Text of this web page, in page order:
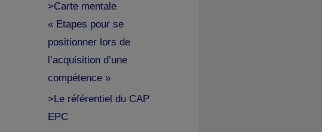
>Carte mentale
« Etapes pour se
positionner lors de
l’acquisition d’une
compétence »
>Le référentiel du CAP
EPC